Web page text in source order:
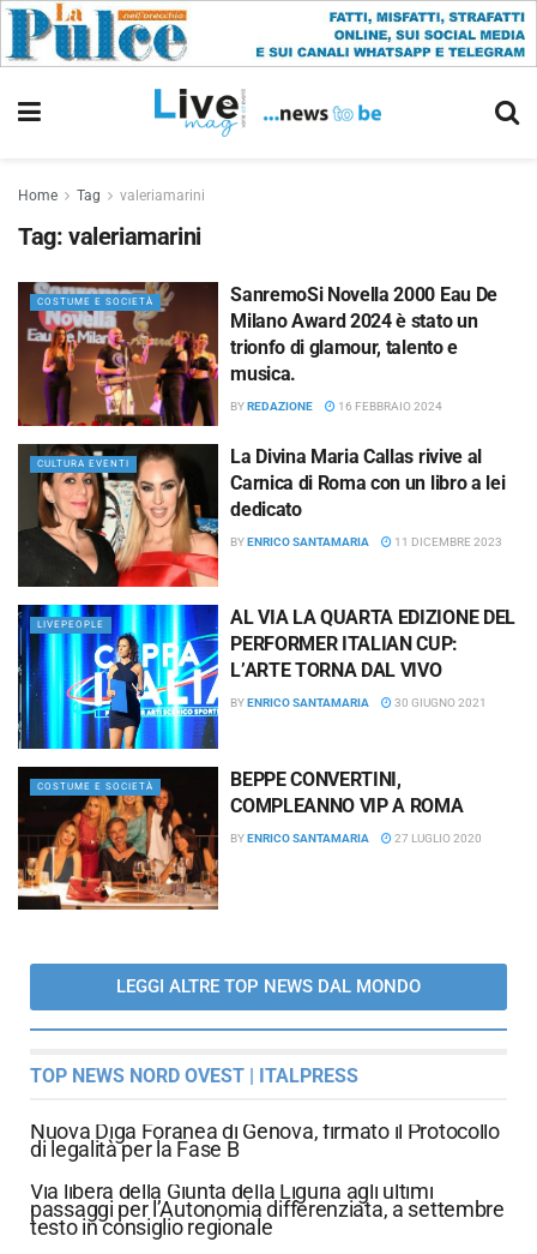
Home Tag valeriamarini
Tag: valeriamarini
COSTUME E SOCIETÀ
SanremoSi Novella 2000 Eau De
Milano Award 2024 è stato un
trionfo di glamour, talento e
musica.
BYREDAZIONE 16 FEBBRAIO 2024
CULTURA EVENTI
La Divina Maria Callas rivive al
Carnica di Roma con un libro a lei
dedicato
BYENRICO SANTAMARIA 11 DICEMBRE 2023
LIVEPEOPLE
AL VIA LA QUARTA EDIZIONE DEL
PERFORMER ITALIAN CUP:
L’ARTE TORNA DAL VIVO
BYENRICO SANTAMARIA 30 GIUGNO 2021
COSTUME E SOCIETÀ
BEPPE CONVERTINI,
COMPLEANNO VIP A ROMA
BYENRICO SANTAMARIA 27 LUGLIO 2020
LEGGI ALTRE TOP NEWS DAL MONDO
TOP NEWS NORD OVEST | ITALPRESS
Nuova Diga Foranea di Genova, firmato il Protocollo
di legalità per la Fase B
Via libera della Giunta della Liguria agli ultimi
passaggi per l’Autonomia differenziata, a settembre
testo in consiglio regionale